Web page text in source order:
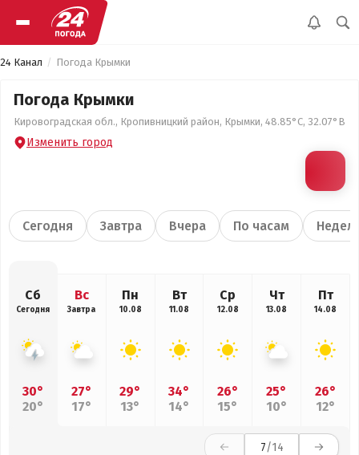
24 Канал Погода Крымки
Погода Крымки
Кировоградская обл., Кропивницкий район, Крымки, 48.85°С, 32.07°В
Изменить город
Сегодня Завтра Вчера По часам
Сб
Сегодня
30°
20°
Вс
Завтра
27°
17°
Пн
10.08
29°
13°
Вт
11.08
34°
14°
Ср
12.08
26°
15°
Чт
13.08
25°
10°
Пт
14.08
26°
12°
7/14